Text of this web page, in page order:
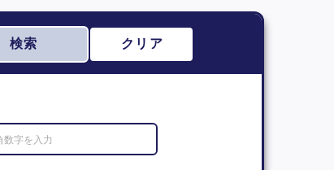
検索 クリア